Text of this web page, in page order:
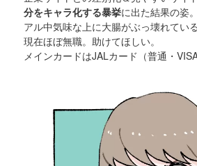
分をキャラ化する暴挙に出た結果の姿。
アル中気味な上に大腸がぶっ壊れてい
現在ほぼ無職。助けてほしい。
メインカードはJALカード（普通・VISA